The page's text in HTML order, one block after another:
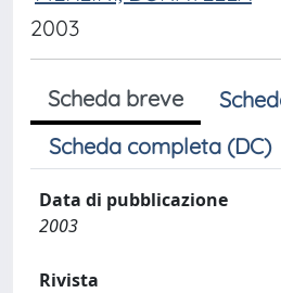
2003
Scheda breve
Scheda completa (DC)
Data di pubblicazione
2003
Rivista